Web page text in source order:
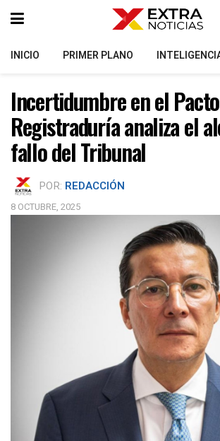
INICIO PRIMER PLANO
Incertidumbre en el
Registraduría analiza el
fallo del Tribunal
POR: REDACCIÓN
8 OCTUBRE, 2025